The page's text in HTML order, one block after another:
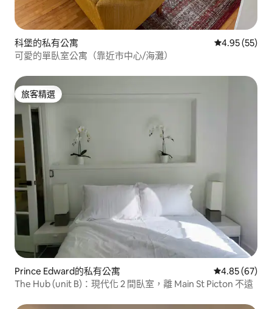
科堡的私有公寓 從 55 則評價
4.95 (55)
可愛的單臥室公寓（靠近市中心/海灘）
旅客精選
旅客精選
Prince Edward的私有公寓 從 67 則評價
4.85 (67)
The Hub (unit B)：現代化 2 間臥室，離 Main St Picton 不遠